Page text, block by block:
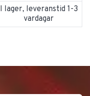
I lager, leveranstid 1-3
vardagar